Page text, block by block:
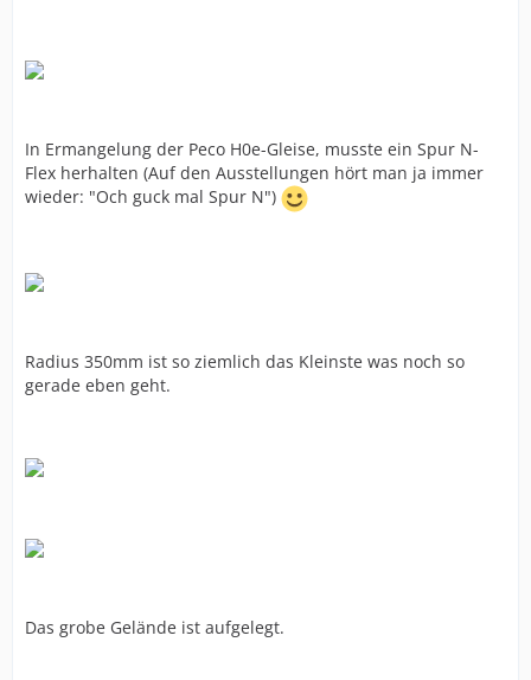
In Ermangelung der Peco H0e-Gleise, musste ein Spur N-
Flex herhalten (Auf den Ausstellungen hört man ja immer
wieder: "Och guck mal Spur N")
Radius 350mm ist so ziemlich das Kleinste was noch so
gerade eben geht.
Das grobe Gelände ist aufgelegt.